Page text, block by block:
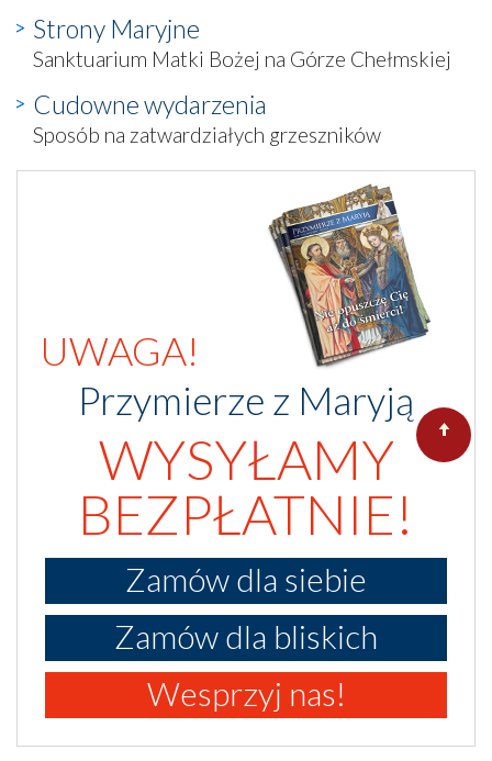
Strony Maryjne
Sanktuarium Matki Bożej na Górze Chełmskiej
Cudowne wydarzenia
Sposób na zatwardziałych grzeszników
UWAGA!
Przymierze z Maryją
WYSYŁAMY
BEZPŁATNIE!
Zamów dla siebie
Zamów dla bliskich
Wesprzyj nas!